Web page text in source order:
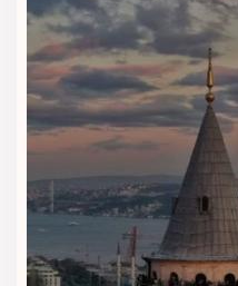
با تمرکز بر کیفیت، تنوع
غذا را در قلب شهر فراهم
شده که ترجیح می‌دهند
محیطی شیک و بدون خروج از
و ترکیرا با کیفیت بالا